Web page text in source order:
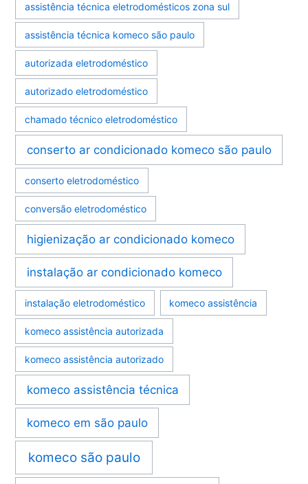
assistência técnica eletrodomésticos zona sul
assistência técnica komeco são paulo
autorizada eletrodoméstico
autorizado eletrodoméstico
chamado técnico eletrodoméstico
conserto ar condicionado komeco são paulo
conserto eletrodoméstico
conversão eletrodoméstico
higienização ar condicionado komeco
instalação ar condicionado komeco
instalação eletrodoméstico komeco assistência
komeco assistência autorizada
komeco assistência autorizado
komeco assistência técnica
komeco em são paulo
komeco são paulo